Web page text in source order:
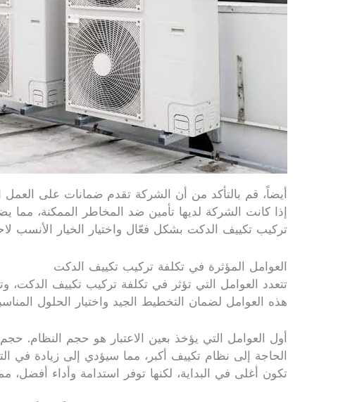
أيضاً، قم بالتأكد من أن الشركة تقدم ضمانات على
إذا كانت الشركة لديها تأمين ضد المخاطر الممكنة،
تركيب تكييف الدكت بشكل فعّال واختيار الخيار الأنسب
العوامل المؤثرة في تكلفة تركيب تكييف الدكت
تتعدد العوامل التي تؤثر في تكلفة تركيب تكييف الدكت،
هذه العوامل لضمان التخطيط الجيد واختيار الحلول
أول العوامل التي يؤخذ بعين الاعتبار هو حجم النظام.
الحاجة إلى نظام تكييف أكبر، مما سيؤدي إلى زيادة في
تكون أغلى في البداية، لكنها توفر استدامة وأداء أفضل،